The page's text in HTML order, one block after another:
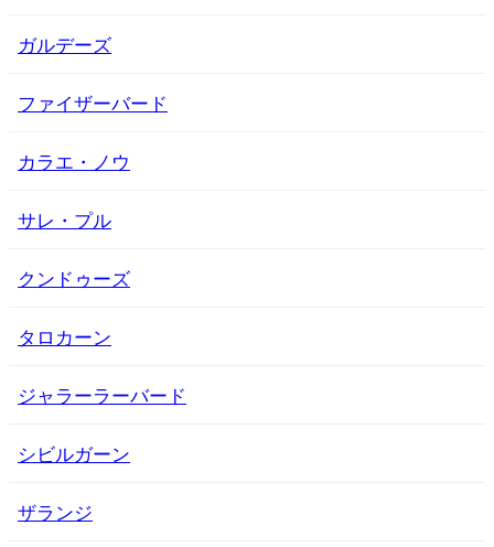
ガルデーズ
ファイザーバード
カラエ・ノウ
サレ・プル
クンドゥーズ
タロカーン
ジャラーラーバード
シビルガーン
ザランジ